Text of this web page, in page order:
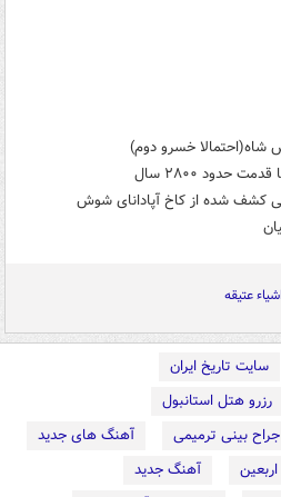
خسرو دوم)
حدود ۲۸۰۰ سال
کشف شده از کاخ آپادانای شوش
اشیاء عتیقه
سایت تاریخ ایران
رزرو هتل استانبول
بینی ترمیمی
آهنگ های جدید
آهنگ جدید